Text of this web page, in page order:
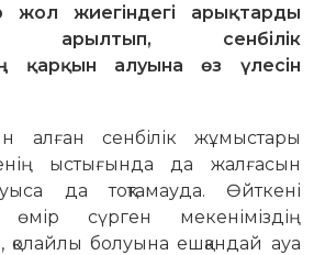
жол жиегіндегі арықтарды
арылтып, сенбілік
қарқын алуына өз үлесін
алған сенбілік жұ­мыстары
ысты­ғын­да да жалғасын
да тоқтамауда. Өйткені
өмір сүрген мекеніміздің
қолайлы болуына ешқандай ауа